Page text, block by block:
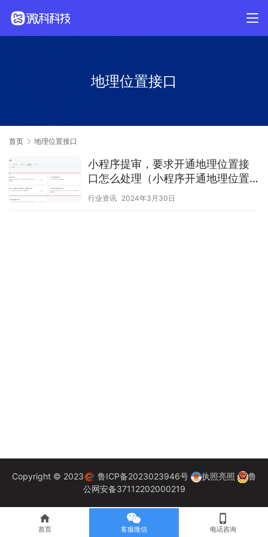
地理位置接口
首页 地理位置接口
小程序提审，要求开通地理位置接
口怎么处理（小程序开通地理位置
接口开通流程）
行业资讯 2024年3月30日
Copyright © 2023 鲁ICP备2023023946号 执照亮照
鲁
公网安备37112202000219
home
首页 客服微信
phone_iphone
电话咨询